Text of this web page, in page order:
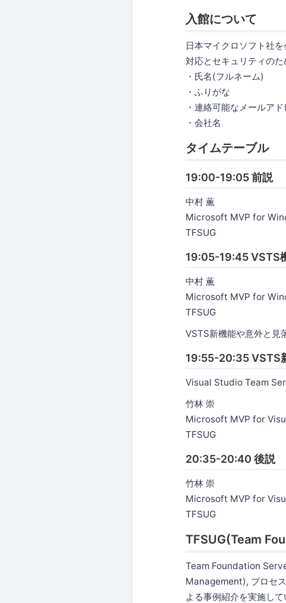
入館について
日本マイクロソフト社
対応とセキュリティのた
・氏名(フルネーム)
・ふりがな
・連絡可能なメールアド
・会社名
タイムテーブル
19:00-19:05 前説
中村 薫
Microsoft MVP for
TFSUG
19:05-19:45 VSTS
中村 薫
Microsoft MVP for
TFSUG
VSTS新機能や意外と見
19:55-20:35 VSTS
Visual Studio Team
竹林 崇
Microsoft MVP for
TFSUG
20:35-20:40 後説
竹林 崇
Microsoft MVP for
TFSUG
TFSUG(Team
Team Foundation
Management), プロセ
よる事例紹介を実施して